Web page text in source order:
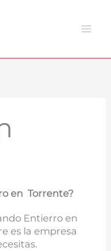
en Torrente?
Entierro en
es la empresa